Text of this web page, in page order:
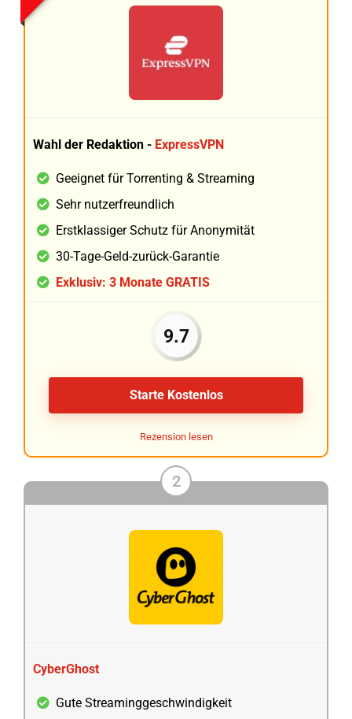
Wahl der Redaktion - ExpressVPN
Geeignet für Torrenting & Streaming
Sehr nutzerfreundlich
Erstklassiger Schutz für Anonymität
30-Tage-Geld-zurück-Garantie
Exklusiv: 3 Monate GRATIS
9.7
Starte Kostenlos
Rezension lesen
2
CyberGhost
Gute Streaminggeschwindigkeit